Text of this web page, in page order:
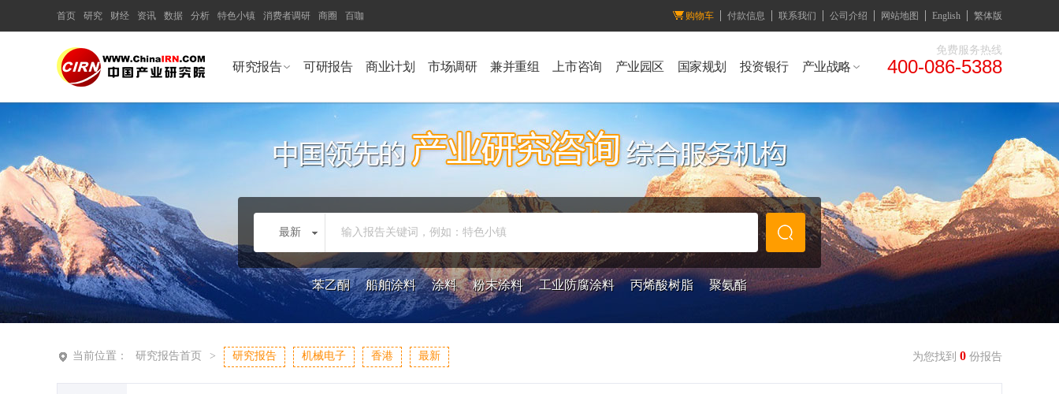
首页 研究 财经 资讯 数据 分析 特色小镇 消费者调研 商圈 百咖 购物车 付款信息 联系我们 公司介绍 网站地图 English 繁体版
研究报告 可研报告 商业计划 市场调研 兼并重组 上市咨询 产业园区 国家规划 投资银行 产业战略
免费服务热线
400-086-5388
输入报告关键词，例如：特色小镇
最新
苯乙酮 船舶涂料 涂料 粉末涂料 工业防腐涂料 丙烯酸树脂 聚氨酯
当前位置： 研究报告首页 > 研究报告 机械电子 香港 最新 为您找到 0 份报告